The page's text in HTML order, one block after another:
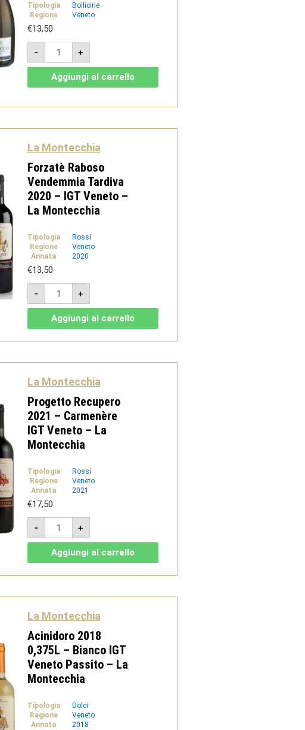
Tipologia
Bollicine
Regione
Veneto
€13,50
-
Prosecco
Doc
-
Spumante
Brut
-
Montecchia
+
Aggiungi al carrello
La Montecchia
Forzatè Raboso
Vendemmia Tardiva
2020 – IGT Veneto –
La Montecchia
Tipologia
Rossi
Regione
Veneto
Annata
2020
€13,50
-
Forzatè
Raboso
Vendemmia
Tardiva
2020
-
IGT
Montecchia
quantità
+
Aggiungi al carrello
La Montecchia
Progetto Recupero
2021 – Carmenère
IGT Veneto – La
Montecchia
Tipologia
Rossi
Regione
Veneto
Annata
2021
€17,50
-
Progetto
Recupero
2021
Carmenère
IGT
Veneto
quantità
+
Aggiungi al carrello
La Montecchia
Acinidoro 2018
0,375L – Bianco IGT
Veneto Passito – La
Montecchia
Tipologia
Dolci
Regione
Veneto
Annata
2018